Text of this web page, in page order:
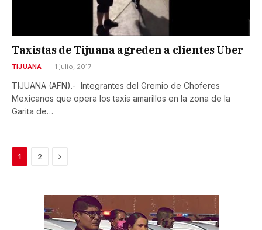
Taxistas de Tijuana agreden a clientes Uber
TIJUANA 1 julio, 2017
TIJUANA (AFN).- Integrantes del Gremio de Choferes
Mexicanos que opera los taxis amarillos en la zona de la
Garita de…
1 2 Next